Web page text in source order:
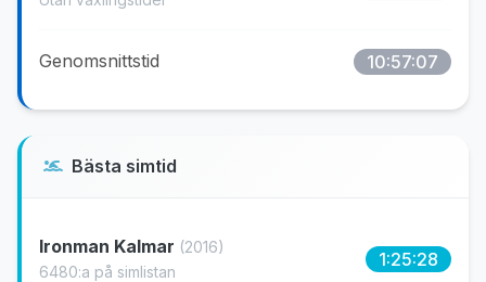
Genomsnittstid 10:57:07
Bästa simtid
Ironman Kalmar (2016)
6480:a på simlistan
1:25:28